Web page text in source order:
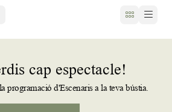
cap espectacle!
programació d'Escenaris a la teva bústia.